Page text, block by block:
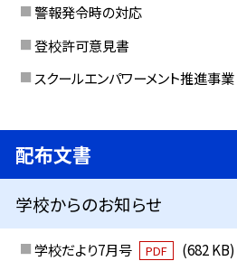
警報発令時の対応
登校許可意見書
スクールエンパワーメント推進事業
配布文書
学校からのお知らせ
学校だより7月号 PDF
(682 KB)